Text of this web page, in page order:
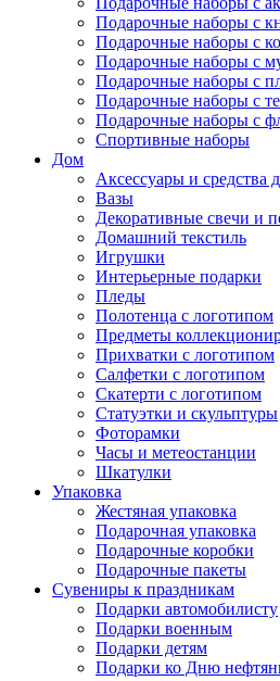
Подарочные наборы с
Подарочные наборы с
Подарочные наборы с
Подарочные наборы с
Подарочные наборы с
Подарочные наборы с
Спортивные наборы
Дом
Аксессуары и средства
Вазы
Декоративные свечи и
Домашний текстиль
Игрушки
Интерьерные подарки
Пледы
Полотенца с логотипом
Предметы
Прихватки с логотипом
Салфетки с логотипом
Скатерти с логотипом
Статуэтки и скульптуры
Фоторамки
Часы и метеостанции
Шкатулки
Упаковка
Жестяная упаковка
Подарочная упаковка
Подарочные коробки
Подарочные пакеты
Сувениры к праздникам
Подарки автомобилисту
Подарки военным
Подарки детям
Подарки ко Дню